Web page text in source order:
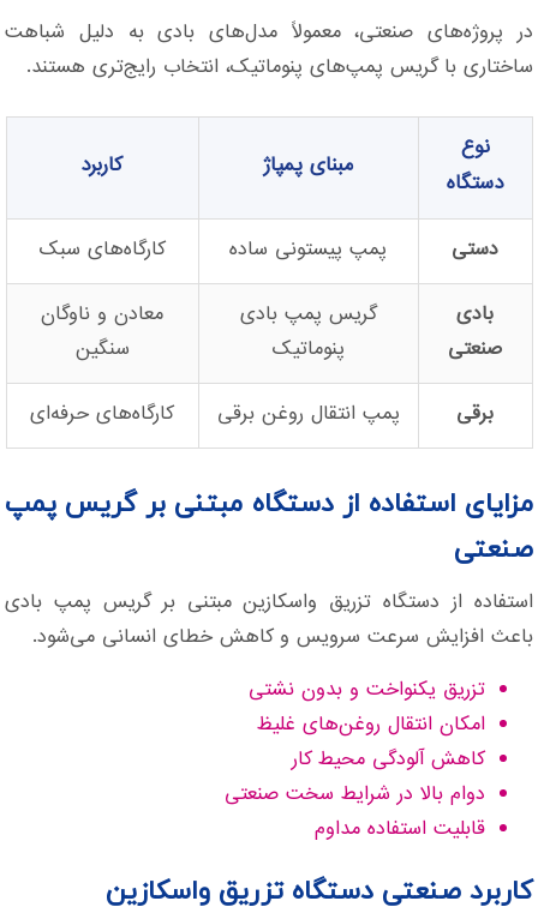
در پروژه‌های صنعتی، معمولاً مدل‌های بادی به دلیل شباهت
ساختاری با گریس پمپ‌های پنوماتیک، انتخاب رایج‌تری هستند.
نوع
دستگاه
مبنای پمپاژ کاربرد
دستی پمپ پیستونی ساده
کارگاه‌های سبک
بادی
صنعتی
گریس پمپ بادی
پنوماتیک
معادن و ناوگان
سنگین
برقی
پمپ انتقال روغن برقی کارگاه‌های حرفه‌ای
مزایای استفاده از دستگاه مبتنی بر گریس پمپ
صنعتی
استفاده از دستگاه تزریق واسکازین مبتنی بر گریس پمپ بادی
باعث افزایش سرعت سرویس و کاهش خطای انسانی می‌شود.
تزریق یکنواخت و بدون نشتی
امکان انتقال روغن‌های غلیظ
کاهش آلودگی محیط کار
دوام بالا در شرایط سخت صنعتی
قابلیت استفاده مداوم
کاربرد صنعتی دستگاه تزریق واسکازین